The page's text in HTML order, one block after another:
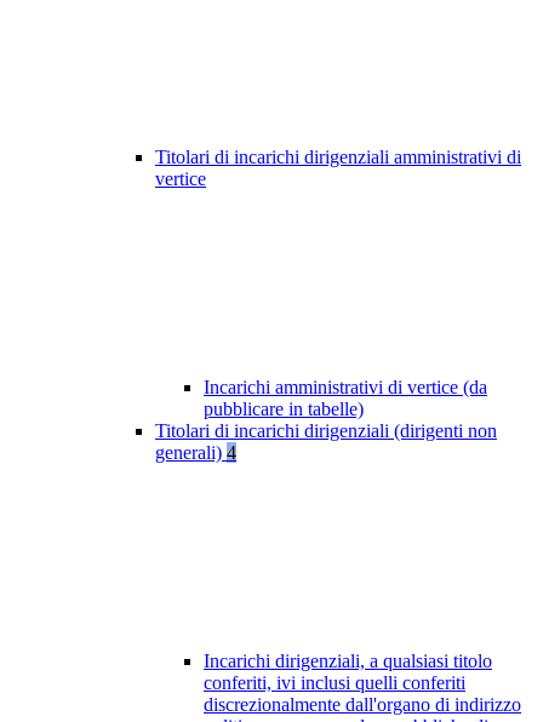
Titolari di incarichi dirigenziali amministrativi di
vertice
Incarichi amministrativi di vertice (da
pubblicare in tabelle)
Titolari di incarichi dirigenziali (dirigenti non
generali) 4
Incarichi dirigenziali, a qualsiasi titolo
conferiti, ivi inclusi quelli conferiti
discrezionalmente dall'organo di indirizzo